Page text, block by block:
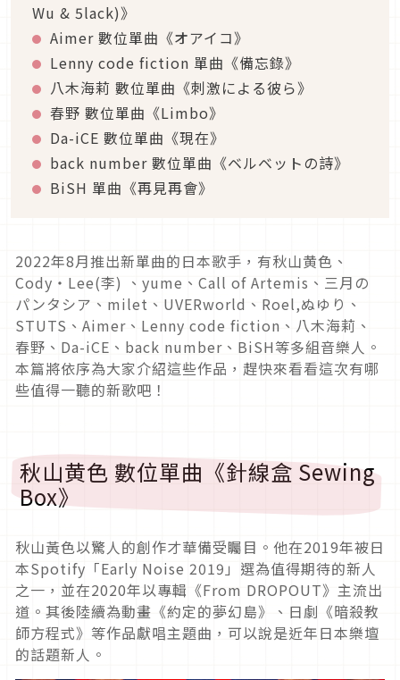
Wu & 5lack)》
Aimer 數位單曲《オアイコ》
Lenny code fiction 單曲《備忘錄》
八木海莉 數位單曲《刺激による彼ら》
春野 數位單曲《Limbo》
Da-iCE 數位單曲《現在》
back number 數位單曲《ベルベットの詩》
BiSH 單曲《再見再會》
2022年8月推出新單曲的日本歌手，有秋山黄色、
Cody・Lee(李) 、yume、Call of Artemis、三月の
パンタシア、milet、UVERworld、Roel,ぬゆり、
STUTS、Aimer、Lenny code fiction、八木海莉、
春野、Da-iCE、back number、BiSH等多組音樂人。
本篇將依序為大家介紹這些作品，趕快來看看這次有哪
些值得一聽的新歌吧！
秋山黄色 數位單曲《針線盒 Sewing
Box》
秋山黃色以驚人的創作才華備受矚目。他在2019年被日
本Spotify「Early Noise 2019」選為值得期待的新人
之一，並在2020年以專輯《From DROPOUT》主流出
道。其後陸續為動畫《約定的夢幻島》、日劇《暗殺教
師方程式》等作品獻唱主題曲，可以說是近年日本樂壇
的話題新人。